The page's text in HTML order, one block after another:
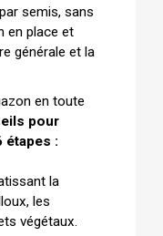
semis, sans
en place et
générale et la
en toute
pour
étapes :
la
les
végétaux.